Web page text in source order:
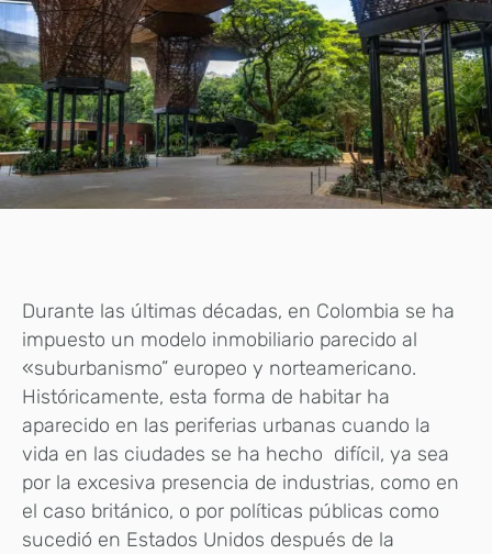
Durante las últimas décadas, en Colombia se ha
impuesto un modelo inmobiliario parecido al
«suburbanismo” europeo y norteamericano.
Históricamente, esta forma de habitar ha
aparecido en las periferias urbanas cuando la
vida en las ciudades se ha hecho difícil, ya sea
por la excesiva presencia de industrias, como en
el caso británico, o por políticas públicas como
sucedió en Estados Unidos después de la